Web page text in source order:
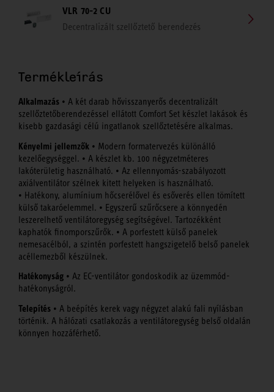
VLR 70-2 CU
Decentralizált szellőztető berendezés
Termékleírás
Alkalmazás • A két darab hővisszanyerős decentralizált
szellőztetőberendezéssel ellátott Comfort Set készlet lakások és
kisebb gazdasági célú ingatlanok szellőztetésére alkalmas.
Kényelmi jellemzők • Modern formatervezés különálló
kezelőegységgel. • A készlet kb. 100 négyzetméteres
lakóterületig használható. • Az ellennyomás-szabályozott
axiálventilátor szélnek kitett helyeken is használható.
• Hatékony, alumínium hőcserélővel és esőverés ellen tömített
külső takaróelemmel. • Egyszerű szűrőcsere a könnyedén
leszerelhető ventilátoregység segítségével. Tartozékként
kaphatók finomporszűrők. • A porfestett külső panelek
nemesacélból, a szintén porfestett hangszigetelő belső panelek
acéllemezből készülnek.
Hatékonyság • Az EC-ventilátor gondoskodik az üzemmód-
hatékonyságról.
Telepítés • A beépítés kerek vagy négyzet alakú fali nyílásban
történik. A hálózati csatlakozás a ventilátoregység belső oldalán
könnyen hozzáférhető.